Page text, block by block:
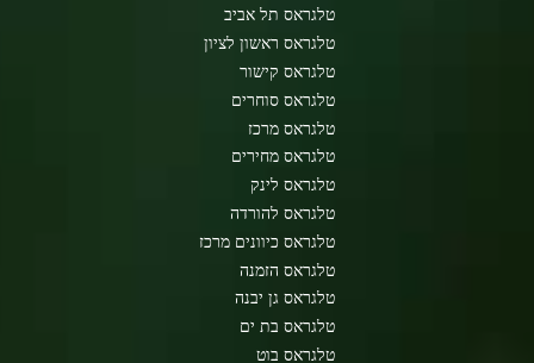
טלגראס תל אביב
טלגראס ראשון לציון
טלגראס קישור
טלגראס סוחרים
טלגראס מרכז
טלגראס מחירים
טלגראס לינק
טלגראס להורדה
טלגראס כיוונים מרכז
טלגראס הזמנה
טלגראס גן יבנה
טלגראס בת ים
טלגראס בוט